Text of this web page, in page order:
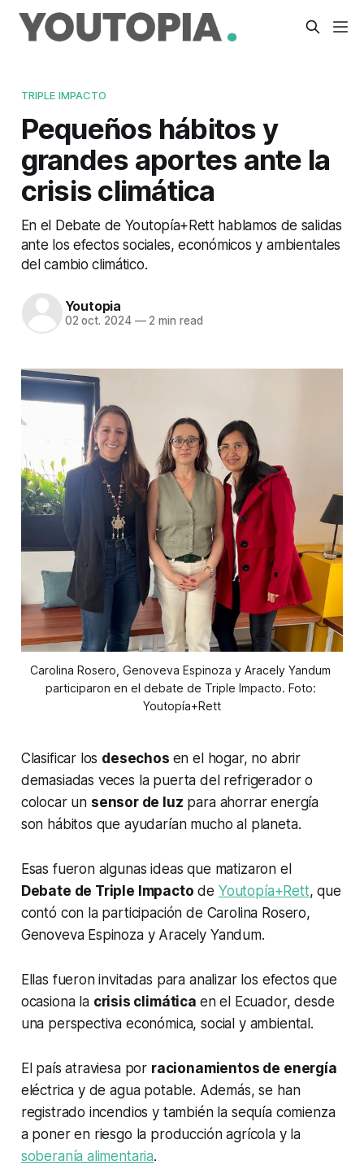
TRIPLE IMPACTO
Pequeños hábitos y
grandes aportes ante la
crisis climática
En el Debate de Youtopía+Rett hablamos de salidas
ante los efectos sociales, económicos y ambientales
del cambio climático.
Youtopia
02 oct. 2024 —2 min read
Carolina Rosero, Genoveva Espinoza y Aracely Yandum
participaron en el debate de Triple Impacto. Foto:
Youtopía+Rett
Clasificar los desechos en el hogar, no abrir
demasiadas veces la puerta del refrigerador o
colocar un sensor de luz para ahorrar energía
son hábitos que ayudarían mucho al planeta.
Esas fueron algunas ideas que matizaron el
Debate de Triple Impacto de Youtopía+Rett, que
contó con la participación de Carolina Rosero,
Genoveva Espinoza y Aracely Yandum.
Ellas fueron invitadas para analizar los efectos que
ocasiona la crisis climática en el Ecuador, desde
una perspectiva económica, social y ambiental.
El país atraviesa por racionamientos de energía
eléctrica y de agua potable. Además, se han
registrado incendios y también la sequía comienza
a poner en riesgo la producción agrícola y la
soberanía alimentaria.